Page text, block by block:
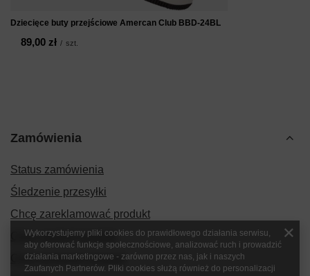
Dziecięce buty przejściowe Amercan Club BBD-24BL
89,00 zł / szt.
Zamówienia
Status zamówienia
Śledzenie przesyłki
Chcę zareklamować produkt
Chcę zwrócić produkt
Chcę wymienić produkt
Wykorzystujemy pliki cookies do prawidłowego działania serwisu,
aby oferować funkcje społecznościowe, analizować ruch i prowadzić
działania marketingowe - zarówno przez nas, jak i naszych
Zaufanych Partnerów. Pliki cookies służą również do personalizacji